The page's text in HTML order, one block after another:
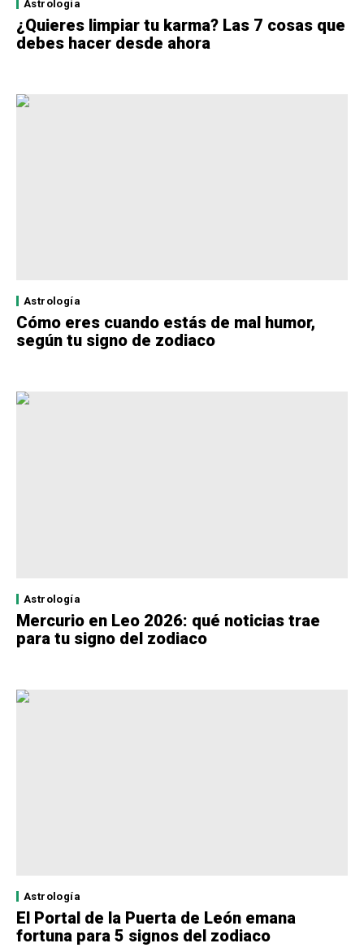
Astrología
¿Quieres limpiar tu karma? Las 7 cosas que
debes hacer desde ahora
Astrología
Cómo eres cuando estás de mal humor,
según tu signo de zodiaco
Astrología
Mercurio en Leo 2026: qué noticias trae
para tu signo del zodiaco
Astrología
El Portal de la Puerta de León emana
fortuna para 5 signos del zodiaco